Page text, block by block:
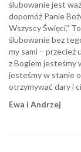
ślubowanie jest
dopomóż Panie
Wszyscy Święci.”
ślubowanie bez
my sami – przecież
z Bogiem jesteśmy
jesteśmy w stanie
otrzymywać dary i
Ewa i Andrzej